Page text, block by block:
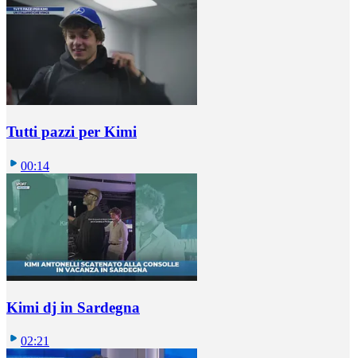
Tutti pazzi per Kimi
00:14
Kimi dj in Sardegna
02:21